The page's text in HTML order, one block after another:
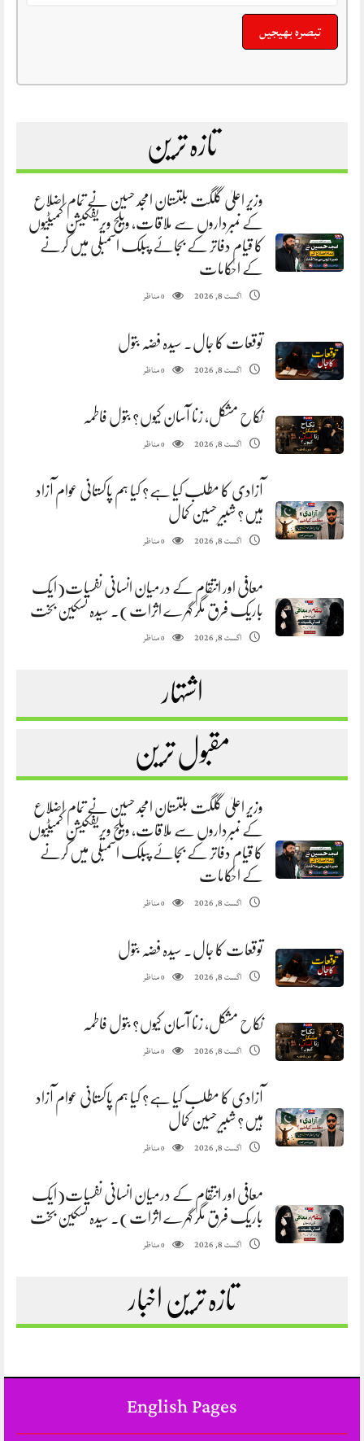
تازہ ترین
وزیر اعلیٰ گلگت بلتستان امجد حسین نے تمام اضلاع
کے نمبرداروں سے ملاقات، ویلج ویریفکیشن کمیٹیوں
کا قیام دفاتر کے بجائے پبلک اسمبلی میں کرنے
کے احکامات
اگست 8, 2026 0مناظر
توقعات کا جال. سیدہ فضہ بتول
اگست 8, 2026 0مناظر
نکاح مشکل، زنا آسان کیوں؟ بتول فاطمہ
اگست 8, 2026 0مناظر
آزادی کا مطلب کیا ہے؟ کیا ہم پاکستانی عوام آزاد
ہیں؟ شبیر حسین کمال
اگست 8, 2026 0مناظر
معافی اور انتقام کے درمیان انسانی نفسیات(ایک
باریک فرق مگر گہرے اثرات). سیدہ تسکین بخت
اگست 8, 2026 0مناظر
اشتہار
مقبول ترین
وزیر اعلیٰ گلگت بلتستان امجد حسین نے تمام اضلاع
کے نمبرداروں سے ملاقات، ویلج ویریفکیشن کمیٹیوں
کا قیام دفاتر کے بجائے پبلک اسمبلی میں کرنے
کے احکامات
اگست 8, 2026 0مناظر
توقعات کا جال. سیدہ فضہ بتول
اگست 8, 2026 0مناظر
نکاح مشکل، زنا آسان کیوں؟ بتول فاطمہ
اگست 8, 2026 0مناظر
آزادی کا مطلب کیا ہے؟ کیا ہم پاکستانی عوام آزاد
ہیں؟ شبیر حسین کمال
اگست 8, 2026 0مناظر
معافی اور انتقام کے درمیان انسانی نفسیات(ایک
باریک فرق مگر گہرے اثرات). سیدہ تسکین بخت
اگست 8, 2026 0مناظر
تازہ ترین اخبار
English Pages